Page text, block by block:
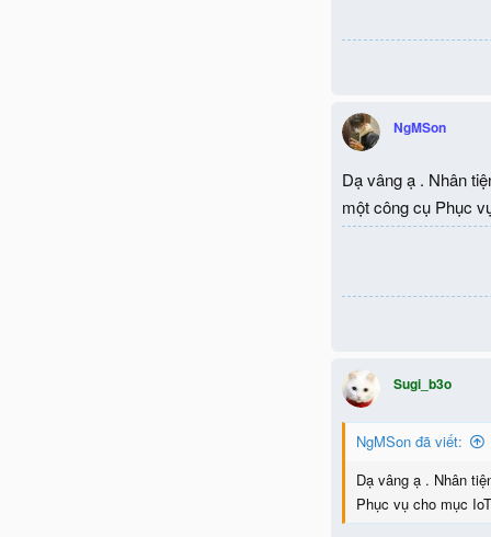
NgMSon
Dạ vâng ạ . Nhân
một công cụ Phục
Sugi_b3o
NgMSon đã viết:
Dạ vâng ạ . Nhân
Phục vụ cho mục